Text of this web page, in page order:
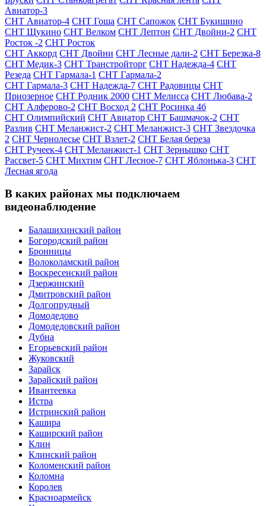
Авиатор-3
СНТ Авиатор-4 СНТ Гоша СНТ Сапожок СНТ Букишино
СНТ Щукино СНТ Велком СНТ Лептон СНТ Двойни-2 СНТ
Росток -2 СНТ Росток
СНТ Аккорд СНТ Двойни СНТ Лесные дали-2 СНТ Березка-8
СНТ Медик-3 СНТ Транстройторг СНТ Надежда-4 СНТ
Резеда СНТ Гармала-1 СНТ Гармала-2
СНТ Гармала-3 СНТ Надежда-7 СНТ Радовицы СНТ
Приозерное СНТ Родник 2000 СНТ Мелисса СНТ Любава-2
СНТ Алферово-2 СНТ Восход 2 СНТ Росинка 4б
СНТ Олимпийский СНТ Авиатор СНТ Башмачок-2 СНТ
Разлив СНТ Меланжист-2 СНТ Меланжист-3 СНТ Звездочка
2 СНТ Чернолесье СНТ Взлет-2 СНТ Белая береза
СНТ Ручеек-4 СНТ Меланжист-1 СНТ Зернышко СНТ
Рассвет-5 СНТ Михтим СНТ Лесное-7 СНТ Яблонька-3 СНТ
Лесная ягода
В каких районах мы подключаем
видеонаблюдение
Балашихинский район
Богородский район
Бронницы
Волоколамский район
Воскресенский район
Дзержинский
Дмитровский район
Долгопрудный
Домодедово
Домодедовский район
Дубна
Егорьевский район
Жуковский
Зарайск
Зарайский район
Ивантеевка
Истра
Истринский район
Кашира
Каширский район
Клин
Клинский район
Коломенский район
Коломна
Королев
Красноармейск